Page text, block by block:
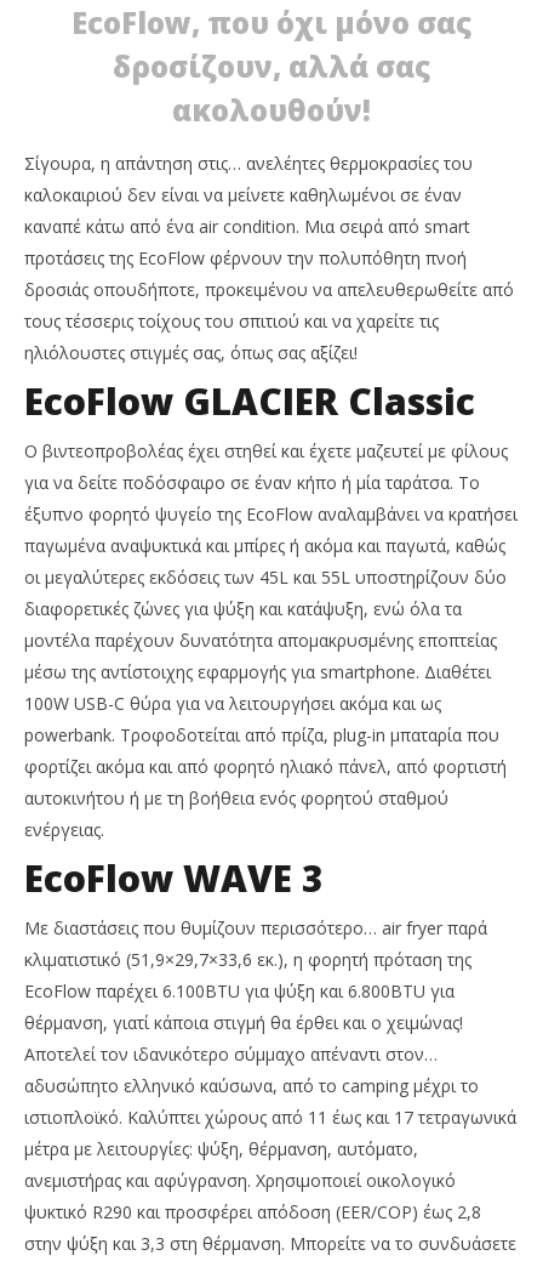
EcoFlow, που όχι μόνο σας
δροσίζουν, αλλά σας
ακολουθούν!
Σίγουρα, η απάντηση στις… ανελέητες θερμοκρασίες του
καλοκαιριού δεν είναι να μείνετε καθηλωμένοι σε έναν
καναπέ κάτω από ένα air condition. Μια σειρά από smart
προτάσεις της EcoFlow φέρνουν την πολυπόθητη πνοή
δροσιάς οπουδήποτε, προκειμένου να απελευθερωθείτε από
τους τέσσερις τοίχους του σπιτιού και να χαρείτε τις
ηλιόλουστες στιγμές σας, όπως σας αξίζει!
EcoFlow GLACIER Classic
Ο βιντεοπροβολέας έχει στηθεί και έχετε μαζευτεί με φίλους
για να δείτε ποδόσφαιρο σε έναν κήπο ή μία ταράτσα. Το
έξυπνο φορητό ψυγείο της EcoFlow αναλαμβάνει να κρατήσει
παγωμένα αναψυκτικά και μπίρες ή ακόμα και παγωτά, καθώς
οι μεγαλύτερες εκδόσεις των 45L και 55L υποστηρίζουν δύο
διαφορετικές ζώνες για ψύξη και κατάψυξη, ενώ όλα τα
μοντέλα παρέχουν δυνατότητα απομακρυσμένης εποπτείας
μέσω της αντίστοιχης εφαρμογής για smartphone. Διαθέτει
100W USB-C θύρα για να λειτουργήσει ακόμα και ως
powerbank. Τροφοδοτείται από πρίζα, plug-in μπαταρία που
φορτίζει ακόμα και από φορητό ηλιακό πάνελ, από φορτιστή
αυτοκινήτου ή με τη βοήθεια ενός φορητού σταθμού
ενέργειας.
EcoFlow WAVE 3
Με διαστάσεις που θυμίζουν περισσότερο… air fryer παρά
κλιματιστικό (51,9×29,7×33,6 εκ.), η φορητή πρόταση της
EcoFlow παρέχει 6.100BTU για ψύξη και 6.800BTU για
θέρμανση, γιατί κάποια στιγμή θα έρθει και ο χειμώνας!
Αποτελεί τον ιδανικότερο σύμμαχο απέναντι στον…
αδυσώπητο ελληνικό καύσωνα, από το camping μέχρι το
ιστιοπλοϊκό. Καλύπτει χώρους από 11 έως και 17 τετραγωνικά
μέτρα με λειτουργίες: ψύξη, θέρμανση, αυτόματο,
ανεμιστήρας και αφύγρανση. Χρησιμοποιεί οικολογικό
ψυκτικό R290 και προσφέρει απόδοση (EER/COP) έως 2,8
στην ψύξη και 3,3 στη θέρμανση. Μπορείτε να το συνδυάσετε